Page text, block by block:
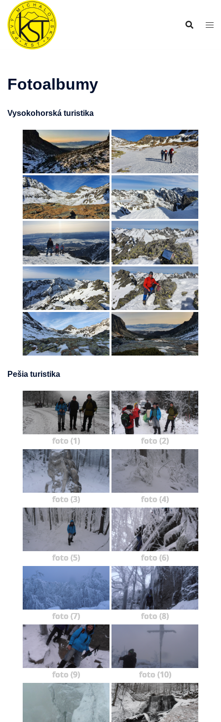
Preskočiť
obsah
Fotoalbumy
Vysokohorská turistika
Pešia turistika
foto (1) foto (2)
foto (3) foto (4)
foto (5) foto (6)
foto (7) foto (8)
foto (9) foto (10)